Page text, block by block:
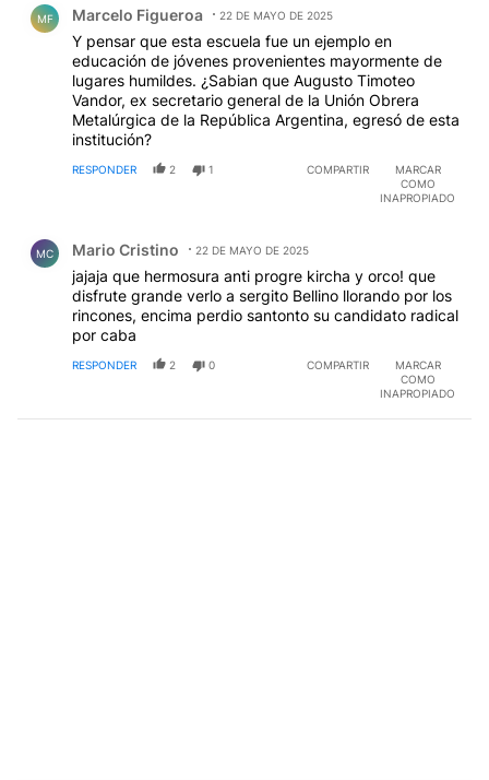
MF Marcelo Figueroa 22 DE MAYO DE 2025
Y pensar que esta escuela fue un ejemplo en
educación de jóvenes provenientes mayormente de
lugares humildes. ¿Sabian que Augusto Timoteo
Vandor, ex secretario general de la Unión Obrera
Metalúrgica de la República Argentina, egresó de esta
institución?
RESPONDER 2 1 COMPARTIR
MARCAR
COMO
INAPROPIADO
MC Mario Cristino 22 DE MAYO DE 2025
jajaja que hermosura anti progre kircha y orco! que
disfrute grande verlo a sergito Bellino llorando por los
rincones, encima perdio santonto su candidato radical
por caba
RESPONDER 2 0 COMPARTIR
MARCAR
COMO
INAPROPIADO